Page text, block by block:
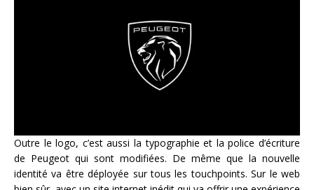
Outre le logo, c’est aussi la typographie et la police d’écriture
de Peugeot qui sont modifiées. De même que la nouvelle
identité va être déployée sur tous les touchpoints. Sur le web